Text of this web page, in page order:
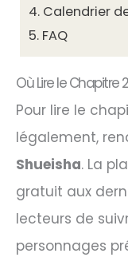
4. Calendrier
5. FAQ
Où Lire le Chapitre
Pour lire le
légalement,
Shueisha. La
gratuit aux
lecteurs de
personnages